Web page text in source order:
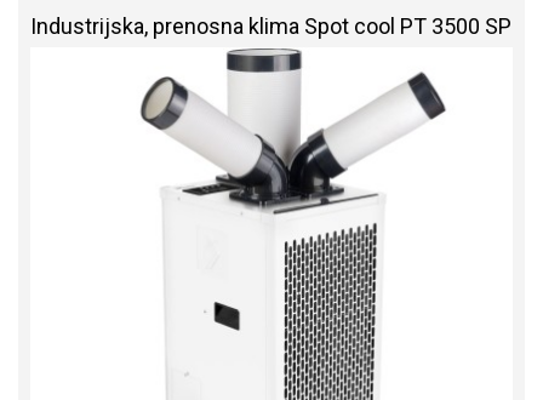
Industrijska, prenosna klima Spot cool PT 3500 SP